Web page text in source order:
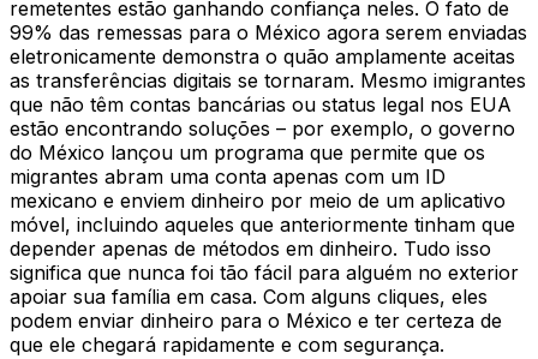
remetentes estão ganhando confiança neles. O fato de
99% das remessas para o México agora serem enviadas
eletronicamente demonstra o quão amplamente aceitas
as transferências digitais se tornaram. Mesmo imigrantes
que não têm contas bancárias ou status legal nos EUA
estão encontrando soluções – por exemplo, o governo
do México lançou um programa que permite que os
migrantes abram uma conta apenas com um ID
mexicano e enviem dinheiro por meio de um aplicativo
móvel, incluindo aqueles que anteriormente tinham que
depender apenas de métodos em dinheiro. Tudo isso
significa que nunca foi tão fácil para alguém no exterior
apoiar sua família em casa. Com alguns cliques, eles
podem enviar dinheiro para o México e ter certeza de
que ele chegará rapidamente e com segurança.